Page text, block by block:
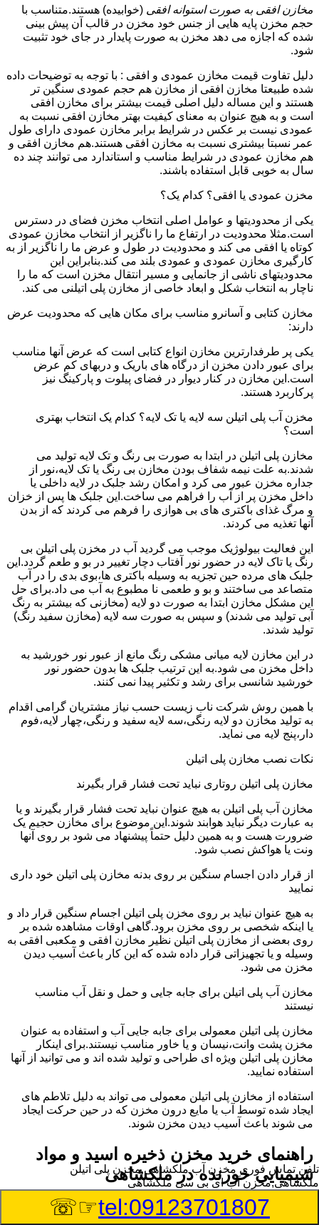
مخازن افقی به صورت استوانه افقی (خوابیده) هستند.متناسب با
حجم مخزن پایه هایی از جنس خود مخزن در قالب آن پیش بینی
شده که اجازه می دهد مخزن به صورت پایدار در جای خود تثبیت
شود.
دلیل تفاوت قیمت مخازن عمودی و افقی : با توجه به توضیحات داده
شده طبیعتا مخازن افقی از مخازن هم حجم عمودی سنگین تر
هستند و این مساله دلیل اصلی قیمت بیشتر برای مخازن افقی
است و به هیچ عنوان به معنای کیفیت بهتر مخازن افقی نسبت به
عمودی نیست بر عکس در شرایط برابر مخازن عمودی دارای طول
عمر نسبتا بیشتری نسبت به مخازن افقی هستند.هم مخازن افقی و
هم مخازن عمودی در شرایط مناسب و استاندارد می توانند چند ده
سال به خوبی قابل استفاده باشند.
مخزن عمودی یا افقی؟ کدام یک؟
یکی از محدودیتها و عوامل اصلی انتخاب مخزن فضای در دسترس
است.مثلا محدودیت در ارتفاع ما را ناگزیر از انتخاب مخازن عمودی
کوتاه یا افقی می کند و محدودیت در طول و عرض ما را ناگزیر از به
کارگیری مخازن عمودی و عمودی بلند می کند.بنابراین این
محدودیتهای ناشی از جانمایی و مسیر انتقال مخزن است که ما را
ناچار به انتخاب شکل و ابعاد خاصی از مخازن پلی اتیلنی می کند.
مخازن کتابی و آسانرو مناسب برای مکان هایی که محدودیت عرض
دارند:
یکی پر طرفدارترین مخازن انواع کتابی است که عرض آنها مناسب
برای عبور دادن مخزن از درگاه های باریک و دربهای کم عرض
است.این مخازن در کنار دیوار در فضای پیلوت و پارکینگ نیز
پرکاربرد هستند.
مخزن آب پلی اتیلن سه لایه یا تک لایه؟ کدام یک انتخاب بهتری
است؟
مخازن پلی اتیلن در ابتدا به صورت بی رنگ و تک لایه تولید می
شدند.به علت نیمه شفاف بودن مخازن بی رنگ یا تک لایه،نور از
جداره مخزن عبور می کرد و امکان رشد جلبک در لایه داخلی یا
داخل مخزن پر از آب را فراهم می ساخت.این جلبک ها پس از خزان
و مرگ غذای باکتری های بی هوازی را فرهم می کردند که از بدن
آنها تغذیه می کردند.
این فعالیت بیولوژیک موجب می گردید آب در مخزن پلی اتیلن بی
رنگ یا تاک لایه در حضور نور آفتاب دچار تغییر در بو و طعم گردد.این
جلبک های مرده حین تجزیه به وسیله باکتری ها،بوی بدی را در آب
متصاعد می ساختند و بو و طعمی نا مطبوع به آب می داد.برای حل
این مشکل مخازن ابتدا به صورت دو لایه (مخازنی که بیشتر به رنگ
آبی تولید می شدند) و سپس به صورت سه لایه (مخازن سفید رنگ)
تولید شدند.
در این مخازن لایه میانی مشکی رنگ مانع از عبور نور خورشید به
داخل مخزن می شود.به این ترتیب جلبک ها بدون حضور نور
خورشید شانسی برای رشد و تکثیر پیدا نمی کنند.
با همین روش شرکت ناب زیست حسب نیاز مشتریان گرامی اقدام
به تولید مخازن دو لایه رنگی،سه لایه سفید و رنگی،چهار لایه،فوم
دار،پنج لایه می نماید.
نکات نصب مخازن پلی اتیلن
مخازن پلی اتیلن روتاری نباید تحت فشار قرار بگیرند
مخازن آب پلی اتیلن به هیچ عنوان نباید تحت فشار قرار بگیرند و یا
به عبارت دیگر نباید هوابند شوند.این موضوع برای مخازن حجیم یک
ضرورت هست و به همین دلیل حتماً پیشنهاد می شود بر روی آنها
ونت یا هواکش نصب شود.
از قرار دادن اجسام سنگین بر روی بدنه مخازن پلی اتیلن خود داری
نمایید
به هیچ عنوان نباید بر روی مخزن پلی اتیلن اجسام سنگین قرار داد و
یا اینکه شخصی بر روی مخزن برود.گاهی اوقات مشاهده شده بر
روی بعضی از مخازن پلی اتیلن نظیر مخازن افقی و مکعبی افقی به
وسیله و یا تجهیزاتی قرار داده شده که این کار باعث آسیب دیدن
مخزن می شود.
مخازن آب پلی اتیلن برای جابه جایی و حمل و نقل آب مناسب
نیستند
مخازن پلی اتیلن معمولی برای جابه جایی آب و استفاده به عنوان
مخزن پشت وانت،نیسان و یا خاور مناسب نیستند.برای اینکار
مخازن پلی اتیلن ویژه ای طراحی و تولید شده اند و می توانید از آنها
استفاده نمایید.
استفاده از مخازن پلی اتیلن معمولی می تواند به دلیل تلاطم های
ایجاد شده توسط آب یا مایع درون مخزن که در حین حرکت ایجاد
می شوند باعث آسیب دیدن مخزن شوند.
راهنمای خرید مخزن ذخیره اسید و مواد
شیمیایی خورنده در ملکشاهی
مخزن ذخیره اسید و مواد شیمیایی باید به گونه ای تولید شوند که
بتوانند در برابر چگالی نسبتا بالا و خورندگی انواع اسیدها مقاومت
تلفن تماس فوری مخزن آب ملکشاهی,مخزن پلی اتیلن
ملکشاهی,مخزن آب ای بی سی ملکشاهی
tel:09123701807
☞☏